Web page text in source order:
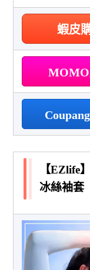
蝦皮
【EZlife
冰絲袖套